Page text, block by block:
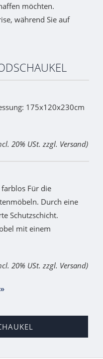
möchten.
während Sie auf
175x120x230cm
20% USt. zzgl. Versand)
farblos Für die
Durch eine
Schutzschicht.
mit einem
20% USt. zzgl. Versand)
»